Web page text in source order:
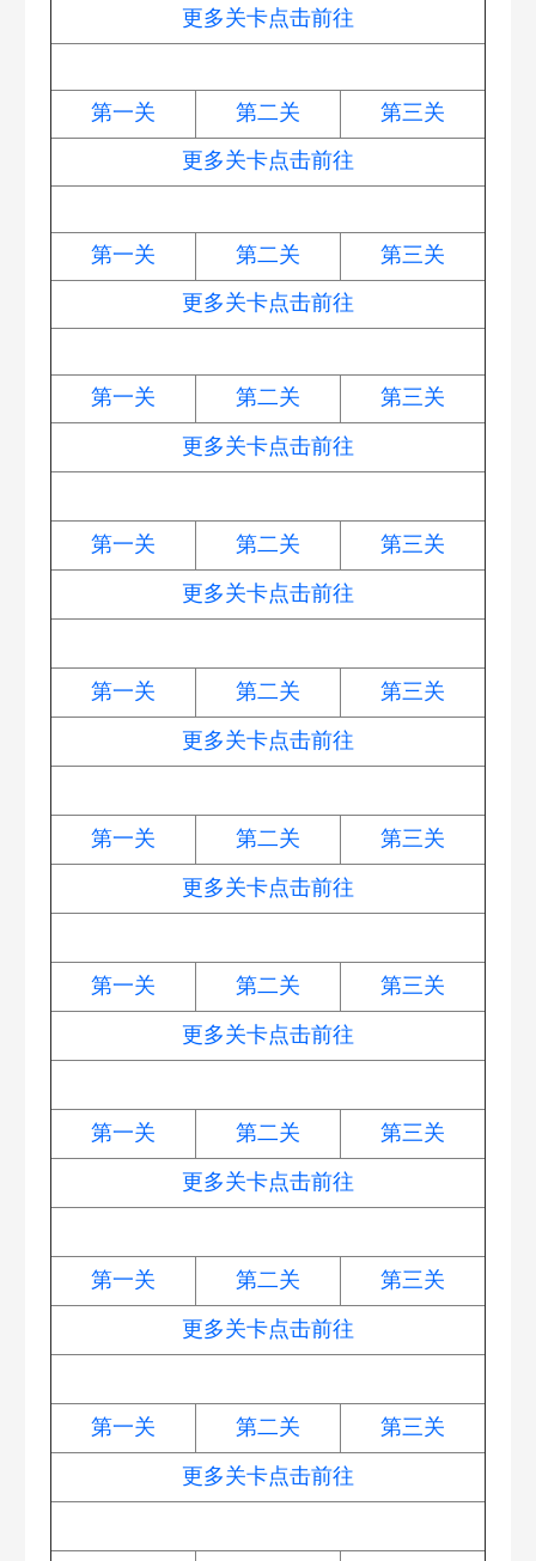
更多关卡点击前往
第一关
第二关
第三关
更多关卡点击前往
第一关
第二关
第三关
更多关卡点击前往
第一关
第二关 第三关
更多关卡点击前往
第一关 第二关 第三关
更多关卡点击前往
第一关 第二关 第三关
更多关卡点击前往
第一关 第二关 第三关
更多关卡点击前往
第一关 第二关 第三关
更多关卡点击前往
第一关 第二关 第三关
更多关卡点击前往
第一关 第二关 第三关
更多关卡点击前往
第一关 第二关 第三关
更多关卡点击前往